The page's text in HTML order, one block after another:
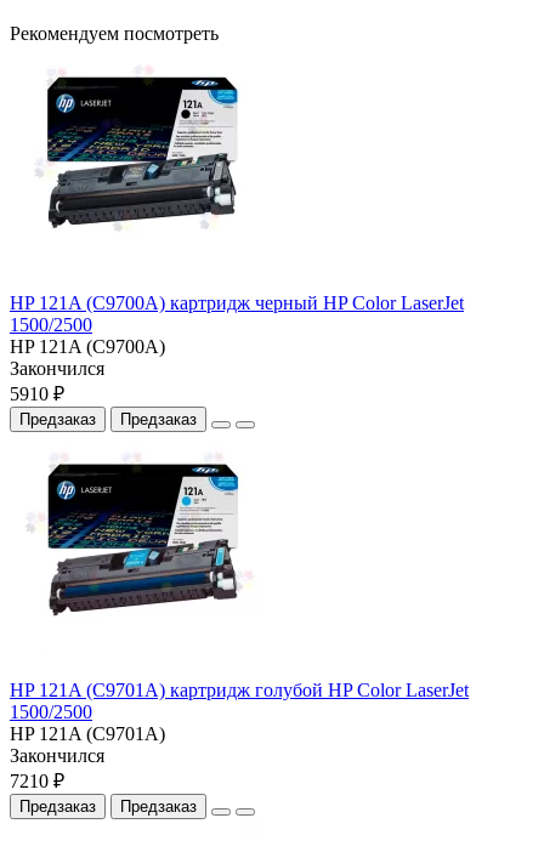
Рекомендуем посмотреть
HP 121A (C9700A) картридж черный HP Color LaserJet
1500/2500
HP 121A (C9700A)
Закончился
5910 ₽
Предзаказ Предзаказ
HP 121A (C9701A) картридж голубой HP Color LaserJet
1500/2500
HP 121A (C9701A)
Закончился
7210 ₽
Предзаказ Предзаказ